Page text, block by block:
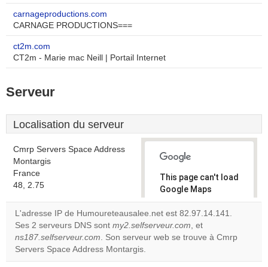
carnageproductions.com
CARNAGE PRODUCTIONS===
ct2m.com
CT2m - Marie mac Neill | Portail Internet
Serveur
Localisation du serveur
Cmrp Servers Space Address
Montargis
France
48, 2.75
This page can't load
Google Maps
correctly.
Do you
own this
OK
L'adresse IP de Humoureteausalee.net est 82.97.14.141.
Ses 2 serveurs DNS sont my2.selfserveur.com, et
ns187.selfserveur.com. Son serveur web se trouve à Cmrp
Servers Space Address Montargis.